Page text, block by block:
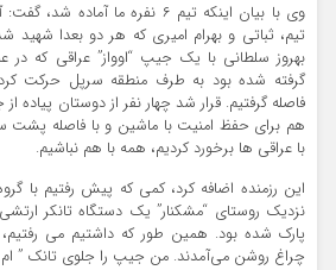
وی با بیان اینکه تیم ۶ نفره ما
تیم، ثباتی و بهرام امیری که هر دو بعدا شهید
گرفته شده بود به طرف منطقه سرپل حرکت
فاصله گرفتیم. قرار شد چهار نفر از دوستان پیاده
هم برای حفظ امنیت با ماشین و با فاصله پشت
با عراقی ها برخورد کردیم، همه با هم نباشیم.
این رزمنده اضافه کرد، کمی که پیش رفتیم با
نزدیک روستای “مشکنار” یک دستگاه تانکر
پارک شده بود. همین طور که داشتیم می رفتیم،
چراغ روشن می‌آمدند. من جیپ را جلوی تانک ” ام ۶۰” ارتش پارک کردم.